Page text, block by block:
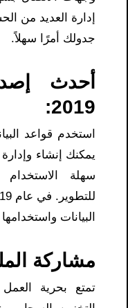
إدارة العديد من
جدولك أمرًا سهلاً.
2019:
استخدم قواعد
يمكنك إنشاء
البيانات
مشاركة
تمتع بحرية